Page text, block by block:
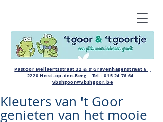
Pastoor Mellaertsstraat 32 & s' Gravenhagenstraat 6 |
2220 Heist-op-den-Berg | Tel.:015 24 76 64 |
vbshgoor@vbshgoor.be
Kleuters van 't Goor
genieten van het mooie